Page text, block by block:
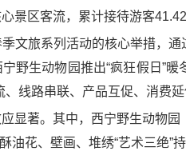
景区客流，累计接待游客
文旅系列活动的核心举措，
野生动物园推出“疯狂假日”
、线路串联、产品互促、消费
显著。其中，西宁野生动物
油花、壁画、堆绣“艺术三绝